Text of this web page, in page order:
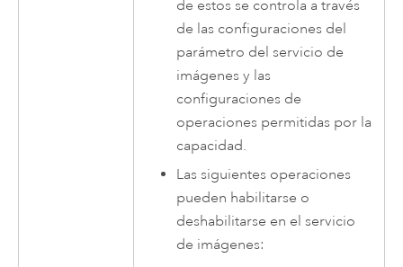
de estos se controla a través
de las configuraciones del
parámetro del servicio de
imágenes y las
configuraciones de
operaciones permitidas por la
capacidad.
Las siguientes operaciones
pueden habilitarse o
deshabilitarse en el servicio
de imágenes: